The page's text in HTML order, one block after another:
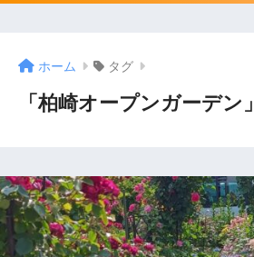
ホーム タグ
「柏崎オープンガーデン